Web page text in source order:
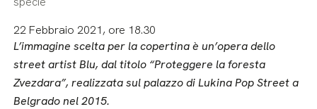
22 Febbraio 2021, ore 18.30
L’immagine scelta per la copertina è un’opera dello
street artist Blu, dal titolo “Proteggere la foresta
Zvezdara”, realizzata sul palazzo di Lukina Pop Street a
Belgrado nel 2015.